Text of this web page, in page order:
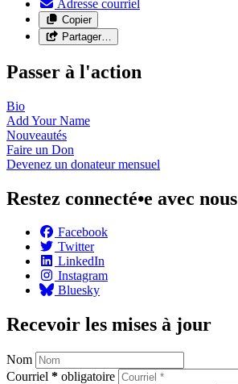
Adresse courriel
Copier
Partager…
Passer à l'action
Bio
Add YourName
Nouveautés
Faire un Don
Devenez un donateurmensuel
Restez connecté•e avec nous
Facebook
Twitter
LinkedIn
Instagram
Bluesky
Recevoir les mises à jour
Nom
Courriel * obligatoire